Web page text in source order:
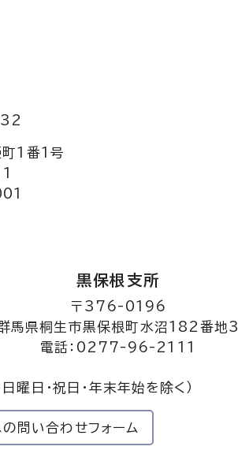
1番1号
黒保根支所
〒376-0196
馬県桐生市黒保根町水沼182番地3
電話：0277-96-2111
日曜日・祝日・年末年始を除く）
問い合わせフォーム